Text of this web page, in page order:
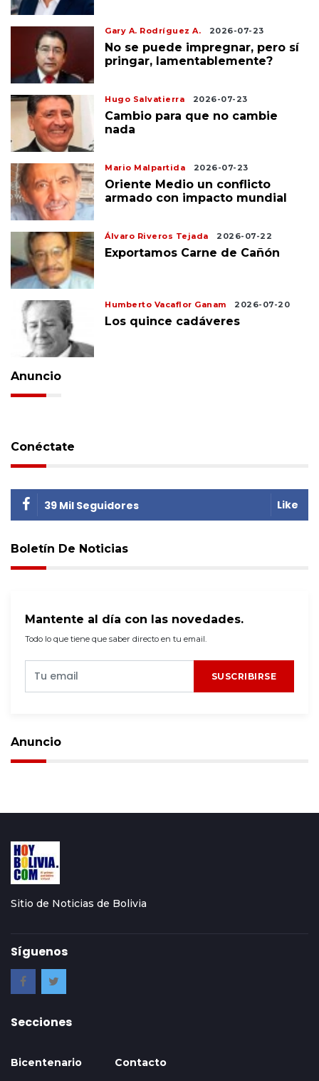
Gary A. Rodríguez A. 2026-07-23
No se puede impregnar, pero sí
pringar, lamentablemente?
Hugo Salvatierra 2026-07-23
Cambio para que no cambie
nada
Mario Malpartida 2026-07-23
Oriente Medio un conflicto
armado con impacto mundial
Álvaro Riveros Tejada 2026-07-22
Exportamos Carne de Cañón
Humberto Vacaflor Ganam 2026-07-20
Los quince cadáveres
Anuncio
Conéctate
39 Mil Seguidores Like
Boletín De Noticias
Mantente al día con las novedades.
Todo lo que tiene que saber directo en tu email.
SUSCRIBIRSE
Anuncio
Sitio de Noticias de Bolivia
Síguenos
Secciones
Bicentenario Contacto